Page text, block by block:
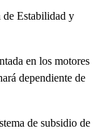
de Estabilidad y
en los motores
dependiente de
de subsidio de